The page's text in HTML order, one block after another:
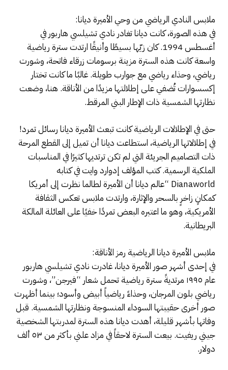
ملابس النادي الرياضي من وحي الأميرة ديانا:
في هذه الصورة، كانت ديانا تغادر نادي تشيلسي هاربور في
أغسطس 1994. كان زيّها بسيطًا وأنيقًا ارتدت سترة رياضية
واسعة كانت هذه السترة مزينة برسومات زرقاء فاتحة، وشورت
رياضي، وحذاء رياضي مع جوارب طويلة. غالبًا ما كانت تختار
إكسسوارات تُضفي على إطلالتها مزيدًا من الأناقة. هنا، وضعت
نظارتها الشمسية ذات الإطار البني المرقط.
حتى في الإطلالات الرياضية كانت تبعث الأميرة ديانا رسائل تمرد!
في إطلالاتها الرياضية، استطاعت ديانا أن تميل إلى القطع المرحة
ذات التصاميم الجريئة التي لم تكن ترتديها كثيرًا في المناسبات
الملكية الرسمية. كتب المؤلف إدوارد وايت في كتابه
Dianaworld “عالم ديانا أن الأميرة لطالما نظرت إلى أمريكا
كمكانٍ زاخرٍ بالسحر والإثارة، وارتدت ملابس تعكس الثقافة
الأمريكية، وهو ما اعتبره البعض تمردًا خفيًا على العائلة المالكة
البريطانية.
ملابس الأميرة ديانا الرياضية رمز الأناقة:
في إحدى أشهر صور الأميرة ديانا، غادرت نادي تشيلسي هاربور
عام ١٩٩٥ مرتديةً سترة رياضية تحمل شعار “فيرجن”، وشورت
رياضي بلون المرجان، وحذاءً رياضياً أبيض وأسود؛ بينما أظهرت
صور أخرى حقيبتها السوداء المنسوجة ونظارتها الشمسية. قبل
وفاتها بأشهر قليلة، أهدت ديانا هذه السترة لمدربتها الشخصية
جيني ريفيت. بيعت السترة لاحقاً في مزاد علني بأكثر من ٥٣ ألف
دولار.